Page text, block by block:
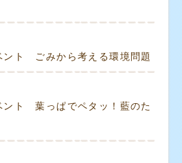
ント ごみから考える環境問題
ント 葉っぱでペタッ！藍のた